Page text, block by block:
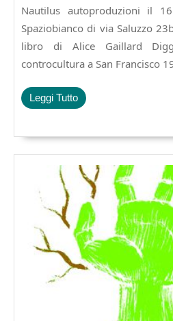
presentazione
di
DIGGERS
di
Alice
2017
Nautilus autoproduzioni il
Spaziobianco di via Saluzzo
libro di Alice Gaillard
controcultura a San Francisco
Leggi TuttoLeggi
Tutto